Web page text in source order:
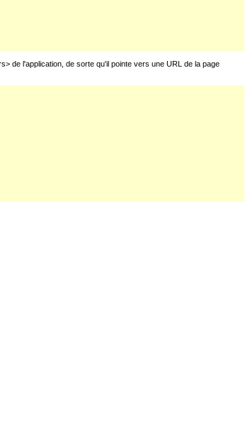
de l'application, de sorte qu'il pointe vers une URL de la page